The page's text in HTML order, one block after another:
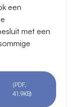
een
met een
(PDF,
41.9KB)